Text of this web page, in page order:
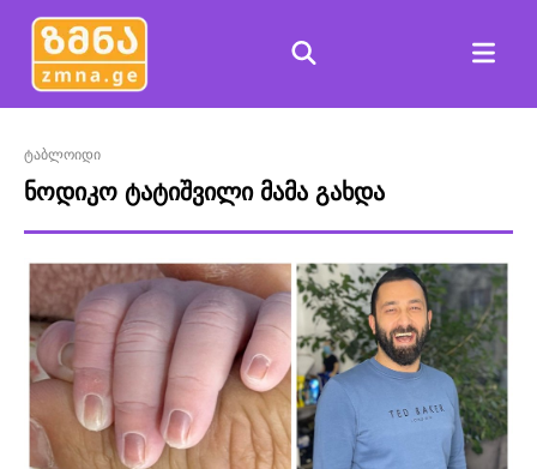
ტაბლოიდი
ნოდიკო ტატიშვილი მამა გახდა